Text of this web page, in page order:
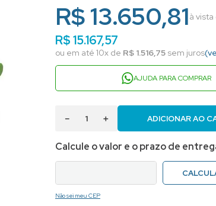
R$ 13.650,81à
R$15.167,57
ou em até 10x de R$ 1.516,75 sem juros
AJUDA PARA COMPRAR
＋
－ ADICIONAR AO
Não sei meu CEP